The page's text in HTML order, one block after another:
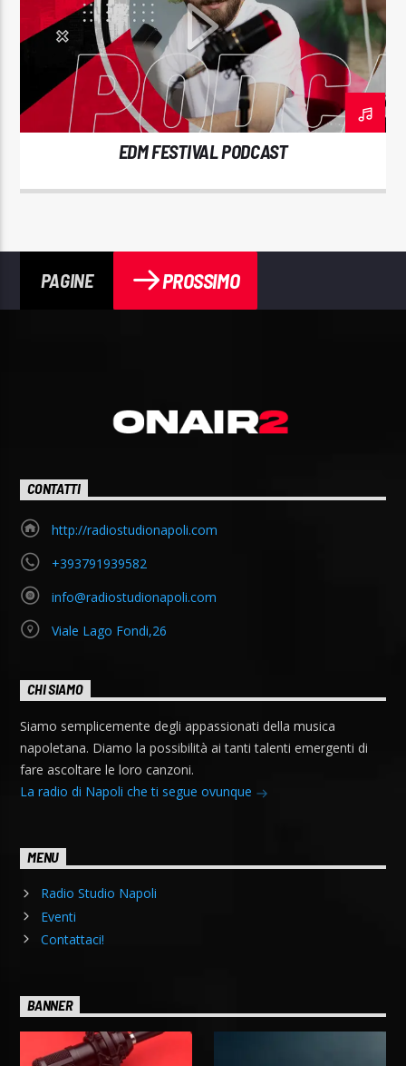
EDM FESTIVAL PODCAST
PAGINE PROSSIMO
CONTATTI
http://radiostudionapoli.com
+393791939582
info@radiostudionapoli.com
Viale Lago Fondi,26
CHI SIAMO
Siamo semplicemente degli appassionati della musica
napoletana. Diamo la possibilità ai tanti talenti emergenti di
fare ascoltare le loro canzoni.
La radio di Napoli che ti segue ovunque
MENU
Radio Studio Napoli
Eventi
Contattaci!
BANNER